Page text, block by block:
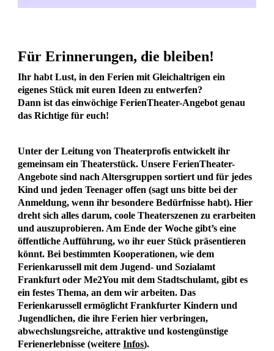
Für Erinnerungen, die bleiben!
Ihr habt Lust, in den Ferien mit Gleichaltrigen ein
eigenes Stück mit euren Ideen zu entwerfen?
Dann ist das einwöchige FerienTheater-Angebot genau
das Richtige für euch!
Unter der Leitung von Theaterprofis entwickelt ihr
gemeinsam ein Theaterstück. Unsere FerienTheater-
Angebote sind nach Altersgruppen sortiert und für jedes
Kind und jeden Teenager offen (sagt uns bitte bei der
Anmeldung, wenn ihr besondere Bedürfnisse habt). Hier
dreht sich alles darum, coole Theaterszenen zu erarbeiten
und auszuprobieren. Am Ende der Woche gibt’s eine
öffentliche Aufführung, wo ihr euer Stück präsentieren
könnt. Bei bestimmten Kooperationen, wie dem
Ferienkarussell mit dem Jugend- und Sozialamt
Frankfurt oder Me2You mit dem Stadtschulamt, gibt es
ein festes Thema, an dem wir arbeiten. Das
Ferienkarussell ermöglicht Frankfurter Kindern und
Jugendlichen, die ihre Ferien hier verbringen,
abwechslungsreiche, attraktive und kostengünstige
Ferienerlebnisse (weitereInfos).